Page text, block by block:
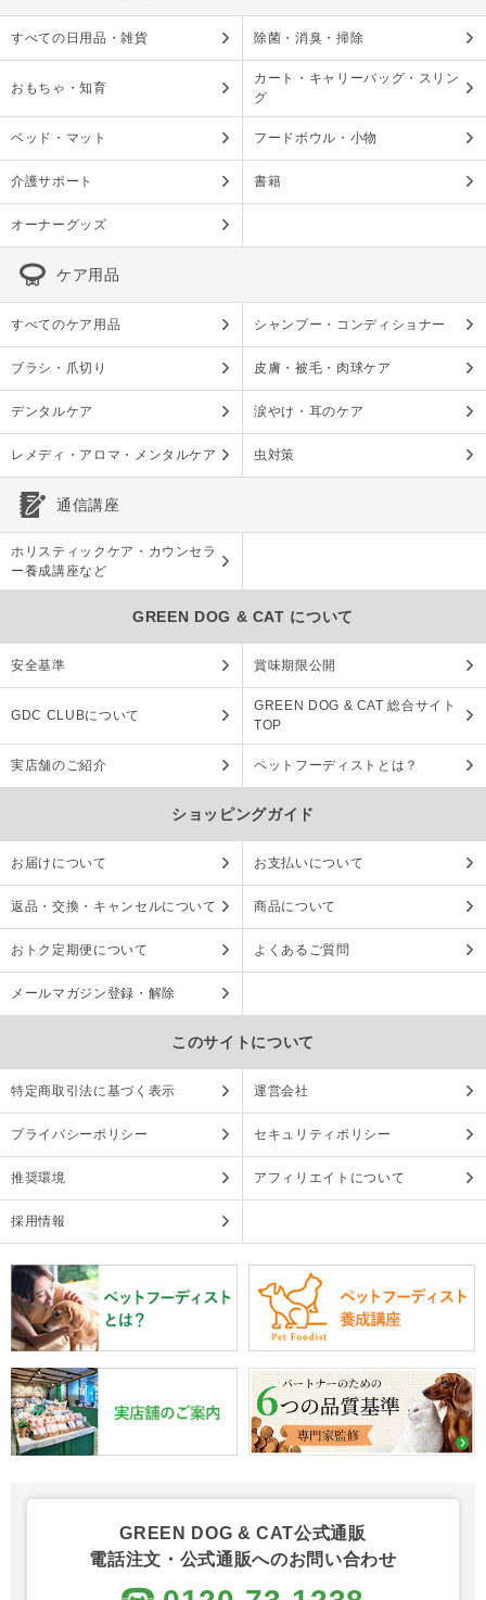
すべての日用品・雑貨 除菌・消臭・掃除
おもちゃ・知育
カート・キャリーバッグ・スリン
グ
ベッド・マット フードボウル・小物
介護サポート 書籍
オーナーグッズ
ケア用品
すべてのケア用品 シャンプー・コンディショナー
ブラシ・爪切り 皮膚・被毛・肉球ケア
デンタルケア 涙やけ・耳のケア
レメディ・アロマ・メンタルケア 虫対策
通信講座
ホリスティックケア・カウンセラ
ー養成講座など
GREEN DOG & CAT について
安全基準 賞味期限公開
GDC CLUBについて
GREEN DOG & CAT 総合サイト
TOP
実店舗のご紹介 ペットフーディストとは？
ショッピングガイド
お届けについて お支払いについて
返品・交換・キャンセルについて 商品について
おトク定期便について よくあるご質問
メールマガジン登録・解除
このサイトについて
特定商取引法に基づく表示 運営会社
プライバシーポリシー セキュリティポリシー
推奨環境 アフィリエイトについて
採用情報
GREEN DOG & CAT公式通販
電話注文・公式通販へのお問い合わせ